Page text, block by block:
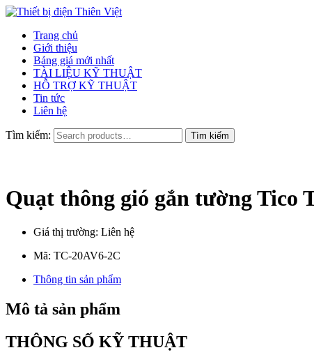
Trang chủ
Giới thiệu
Bảng giá mới nhất
TÀI LIỆU KỸ THUẬT
HỖ TRỢ KỸ THUẬT
Tin tức
Liên hệ
Tìm kiếm:
Quạt thông gió gắn tường Tico
Giá thị trường: Liên hệ
Mã: TC-20AV6-2C
Thông tin sản phẩm
Mô tả sản phẩm
THÔNG SỐ KỸ THUẬT